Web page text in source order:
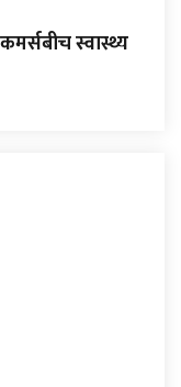
स्वास्थ्य